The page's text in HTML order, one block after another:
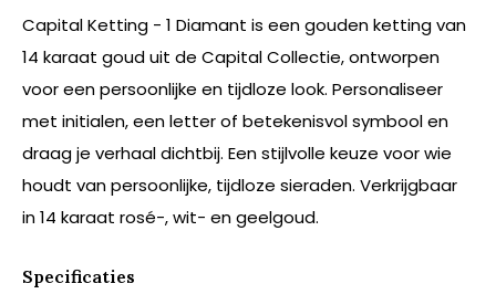
Capital Ketting - 1 Diamant is een gouden ketting van
14 karaat goud uit de Capital Collectie, ontworpen
voor een persoonlijke en tijdloze look. Personaliseer
met initialen, een letter of betekenisvol symbool en
draag je verhaal dichtbij. Een stijlvolle keuze voor wie
houdt van persoonlijke, tijdloze sieraden. Verkrijgbaar
in 14 karaat rosé-, wit- en geelgoud.
Specificaties